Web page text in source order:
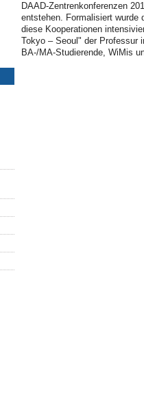
DAAD-Zentrenkonferenzen
entstehen. Formalisiert wurde
diese Kooperationen
Tokyo – Seoul" der Professur
BA-/MA-Studierende, WiMis